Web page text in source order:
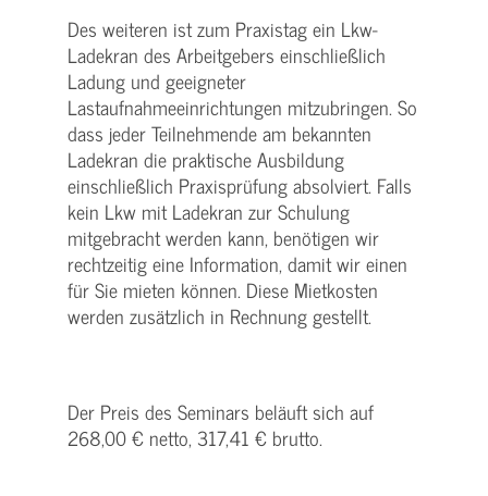
Des weiteren ist zum Praxistag ein Lkw-
Ladekran des Arbeitgebers einschließlich
Ladung und geeigneter
Lastaufnahmeeinrichtungen mitzubringen. So
dass jeder Teilnehmende am bekannten
Ladekran die praktische Ausbildung
einschließlich Praxisprüfung absolviert. Falls
kein Lkw mit Ladekran zur Schulung
mitgebracht werden kann, benötigen wir
rechtzeitig eine Information, damit wir einen
für Sie mieten können. Diese Mietkosten
werden zusätzlich in Rechnung gestellt.
Der Preis des Seminars beläuft sich auf
268,00 € netto, 317,41 € brutto.